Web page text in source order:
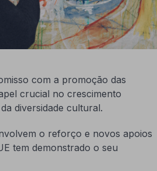
com a promoção das
crucial no crescimento
diversidade cultural.
o reforço e novos apoios
tem demonstrado o seu